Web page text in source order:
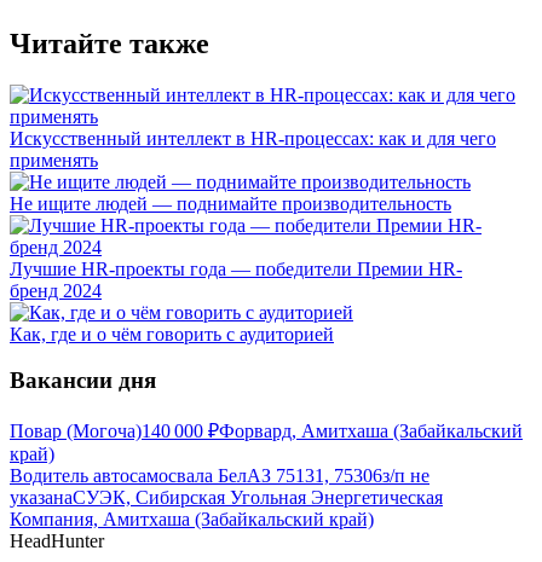
Читайте также
Искусственный интеллект в HR-процессах: как и для чего
применять
Не ищите людей — поднимайте производительность
Лучшие HR-проекты года — победители Премии HR-
бренд 2024
Как, где и о чём говорить с аудиторией
Вакансии дня
Повар (Могоча)140 000 ₽Форвард, Амитхаша (Забайкальский
край)
Водитель автосамосвала БелАЗ 75131, 75306з/п не
указанаСУЭК, Сибирская Угольная Энергетическая
Компания, Амитхаша (Забайкальский край)
HeadHunter